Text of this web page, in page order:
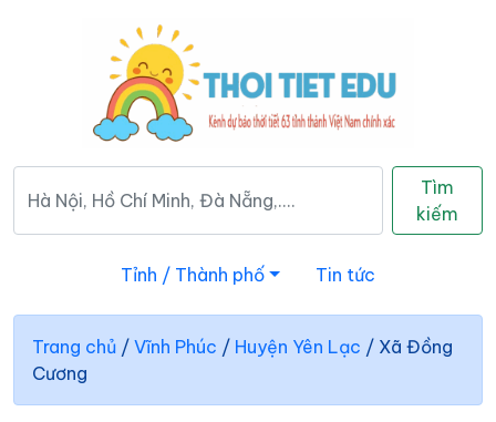
Tìm
kiếm
Tỉnh / Thành phố Tin tức
Trang chủ / Vĩnh Phúc / Huyện Yên Lạc / Xã Đồng
Cương